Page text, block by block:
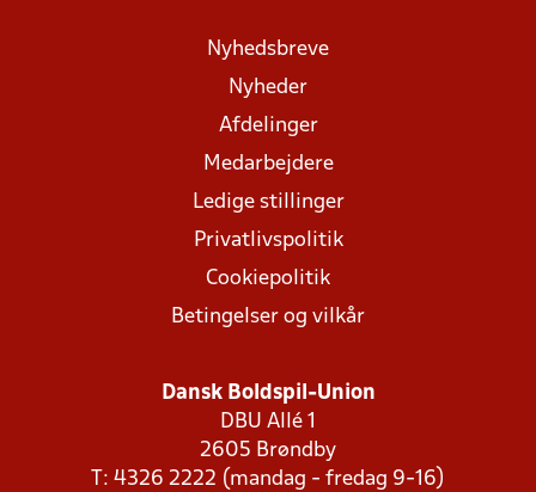
Nyhedsbreve
Nyheder
Afdelinger
Medarbejdere
Ledige stillinger
Privatlivspolitik
Cookiepolitik
Betingelser og vilkår
Dansk Boldspil-Union
DBU Allé 1
2605 Brøndby
T: 4326 2222 (mandag - fredag 9-16)